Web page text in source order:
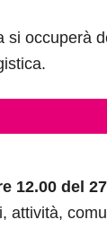
si occuperà
12.00 del
attività,